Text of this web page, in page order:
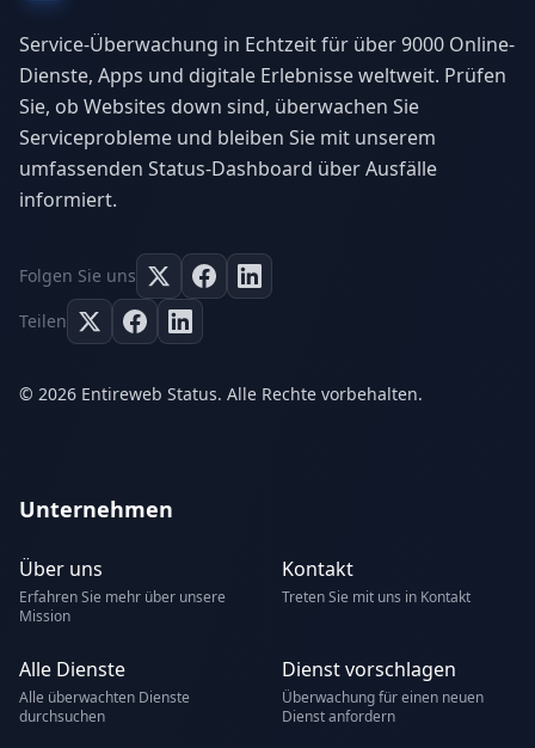
Service-Überwachung in Echtzeit für über 9000 Online-
Dienste, Apps und digitale Erlebnisse weltweit. Prüfen
Sie, ob Websites down sind, überwachen Sie
Serviceprobleme und bleiben Sie mit unserem
umfassenden Status-Dashboard über Ausfälle
informiert.
Folgen Sie uns
Teilen
© 2026 Entireweb Status. Alle Rechte vorbehalten.
Unternehmen
Über uns
Erfahren Sie mehr über unsere
Mission
Kontakt
Treten Sie mit uns in Kontakt
Alle Dienste
Alle überwachten Dienste
durchsuchen
Dienst vorschlagen
Überwachung für einen neuen
Dienst anfordern